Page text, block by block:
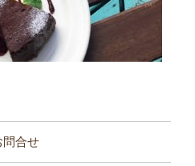
問合せ